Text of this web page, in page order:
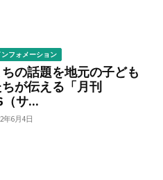
ンフォメーション
ちの話題を地元の子ども
が伝える「月刊
（サ...
年6月4日